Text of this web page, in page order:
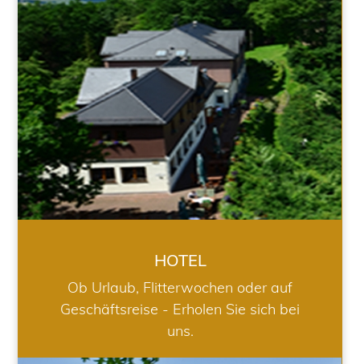
HOTEL
HOTEL
Ob Urlaub, Flitterwochen oder auf
Geschäftsreise - Erholen Sie sich bei
uns.